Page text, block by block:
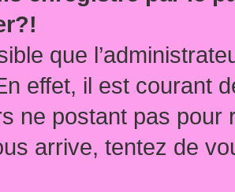
que
effet, il est courant
ne postant pas pour
arrive, tentez de